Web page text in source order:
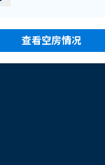
查看空房情况